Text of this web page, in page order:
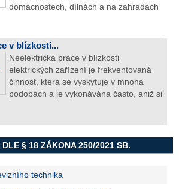
domácnostech, dílnách a na zahradách
v blízkosti...
Neelektrická práce v blízkosti
elektrických zařízení je frekventovaná
činnost, která se vyskytuje v mnoha
podobách a je vykonávána často, aniž si
DLE § 18 ZÁKONA 250/2021 SB.
technika